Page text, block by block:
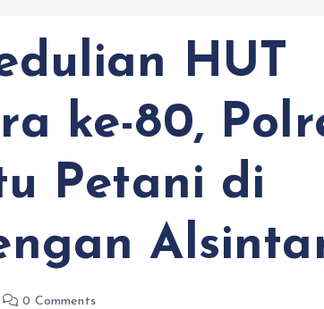
HUT
ke-80,
Petani di
0 Comments